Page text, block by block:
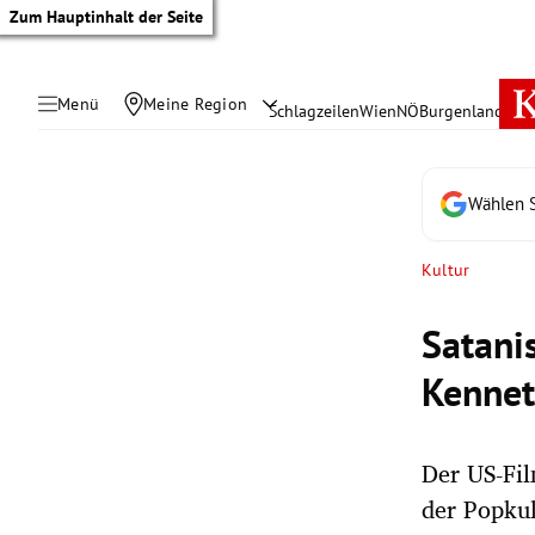
Zum Hauptinhalt der Seite
Menü Meine Region SchlagzeilenWienNÖBurgenland
Wählen
Kultur
Der US-
der